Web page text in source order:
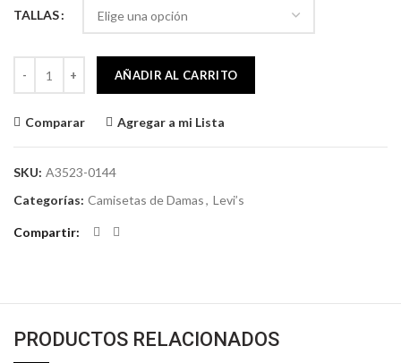
TALLAS
AÑADIR AL CARRITO
Comparar Agregar a mi Lista
SKU: A3523-0144
Categorías: Camisetas de Damas, Levi’s
Compartir
PRODUCTOS RELACIONADOS